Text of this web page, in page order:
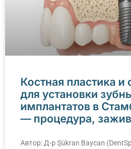
Костная пластика и
для установки
имплантатов в
— процедура,
Автор: Д-р Şükran Baycan